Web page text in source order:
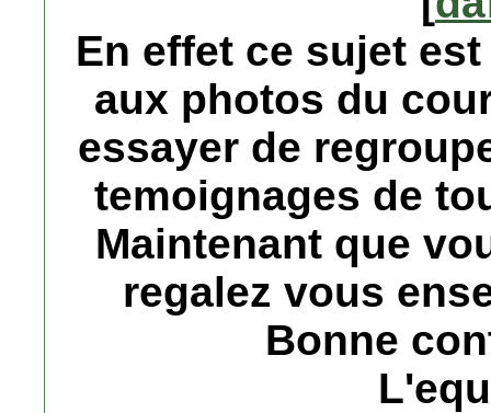
En effet ce sujet
aux photos du
essayer de
temoignages de
Maintenant que
regalez vous
Bonne